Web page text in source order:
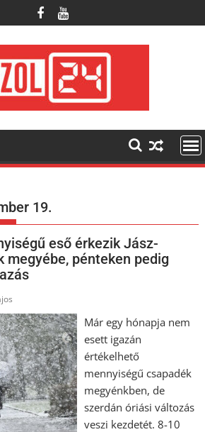
19.
eső érkezik Jász-
megyébe, pénteken pedig
Már egy hónapja nem
esett igazán
értékelhető
mennyiségű csapadék
megyénkben, de
szerdán óriási változás
veszi kezdetét. 8-10